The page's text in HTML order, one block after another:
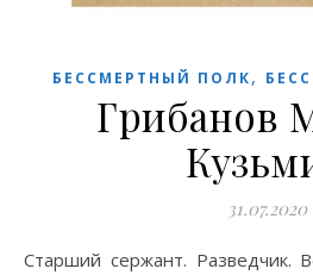
БЕССМЕРТНЫЙ ПОЛК,
Грибанов
31.07.2020
Старший сержант. Разведчик. Воевал на Орловщине,